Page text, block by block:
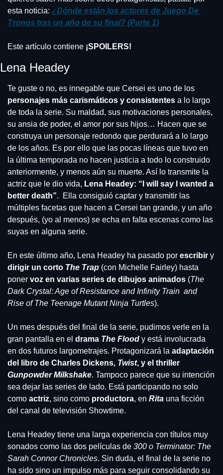
esta noticia: ¿Dónde están los actores de Juego De
Tronos tras un año de su final? (Parte 1)
Este artículo contiene ¡SPOILERS!
Lena Headey
Te guste o no, es innegable que Cersei es uno de los
personajes más carismáticos y consistentes a lo largo
de toda la serie. Su maldad, sus motivaciones personales,
su ansia de poder, el amor por sus hijos… Hacen que se
construya un personaje redondo que perdurará a lo largo
de los años. Es por ello que las pocas líneas que tuvo en
la última temporada no hacen justicia a todo lo construido
anteriormente, y menos aún su muerte. Así lo transmite la
actriz que le dio vida, Lena Headey: “I will say I wanted a
better death”.  Ella consiguió captar y transmitir las
múltiples facetas que hacen a Cersei tan grande, y un año
después, (yo al menos) se echa en falta escenas como las
suyas en alguna serie.
En este último año, Lena Headey ha pasado por escribir
dirigir un corto The Trap (con Michelle Fairley) hasta
poner voz en varias series de dibujos animados (The
Dark Crystal: Age of Resistance and Infinity Train  and
Rise of The Teenage Mutant Ninja Turtles).
Un mes después del final de la serie, pudimos verle en la
gran pantalla en el drama The Flood y está involucrada
en dos futuros largometrajes. Protagonizará la adaptación
del libro de Charles Dickens, Twist
Gunpowder Milkshake. Tampoco parece que su intención
sea dejar las series de lado. Está participando no solo
como actriz, sino como productora, en Rita una ficción
del canal de televisión Showtime.
Lena Headey tiene una larga experiencia con títulos muy
sonados como las dos películas de 300 o Terminator: The
Sarah Connor Chronicles. Sin duda, el final de la serie no
ha sido sino un impulso más para seguir consolidando su